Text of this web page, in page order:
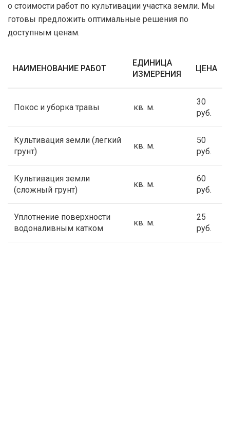
о стоимости работ по культивации участка земли. Мы
готовы предложить оптимальные решения по
доступным ценам.
НАИМЕНОВАНИЕ РАБОТ
ЕДИНИЦА
ИЗМЕРЕНИЯ
ЦЕНА
Покос и уборка травы кв. м.
30
руб.
Культивация земли (легкий
грунт)
кв. м.
50
руб.
Культивация земли
(сложный грунт)
кв. м.
60
руб.
Уплотнение поверхности
водоналивным катком
кв. м.
25
руб.